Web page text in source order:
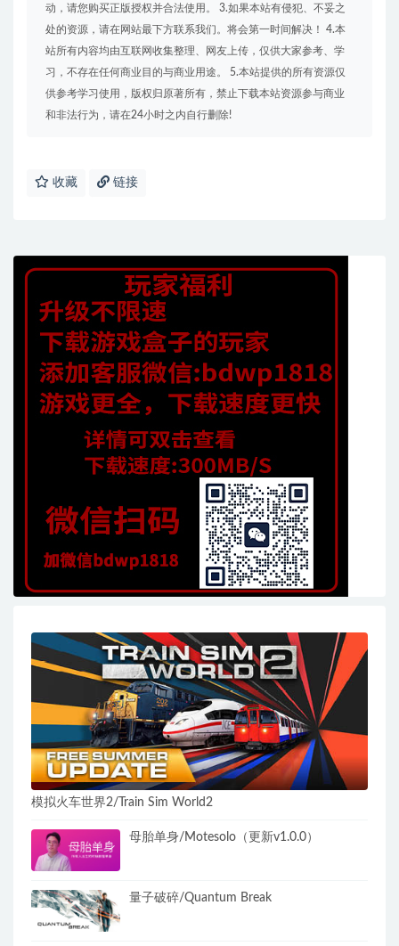
动，请您购买正版授权并合法使用。 3.如果本站有侵犯、不妥之
处的资源，请在网站最下方联系我们。将会第一时间解决！ 4.本
站所有内容均由互联网收集整理、网友上传，仅供大家参考、学
习，不存在任何商业目的与商业用途。 5.本站提供的所有资源仅
供参考学习使用，版权归原著所有，禁止下载本站资源参与商业
和非法行为，请在24小时之内自行删除!
收藏 链接
模拟火车世界2/Train Sim World2
母胎单身/Motesolo（更新v1.0.0）
量子破碎/Quantum Break